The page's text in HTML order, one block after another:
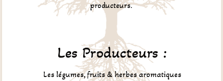
producteurs.
Les Producteurs :
Les légumes, fruits & herbes aromatiques